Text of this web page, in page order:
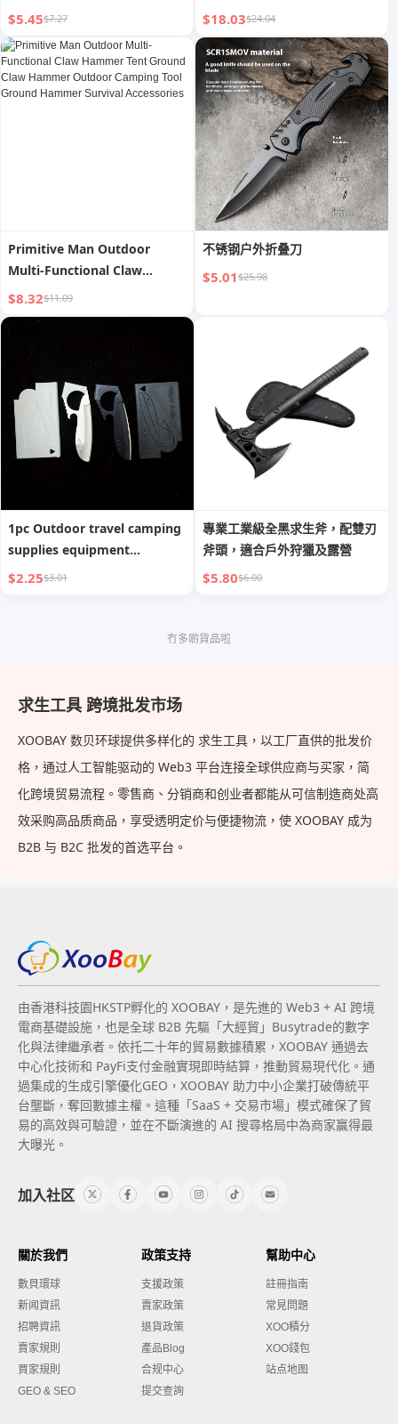
Small Size Military Shovel
Portable Small Hand Shovel
Shovel Outdoor Survival
Equipment
$5.45$7.27
Foldable Military Shovel
Outdoor Portable Thickened
Shovel Shovel Survival
Equipment
$18.03$24.04
Primitive Man Outdoor
Multi-Functional Claw
Hammer Tent Ground Claw
Hammer Outdoor Camping
Tool Ground Hammer
Survival Accessories
$8.32$11.09
不锈钢户外折叠刀
$5.01$25.98
1pc Outdoor travel camping
supplies equipment
multifunctional wilderness
$2.25$3.01
專業工業級全黑求生斧，配雙刃
斧頭，適合戶外狩獵及露營
$5.80$6.00
冇多啲貨品啦
求生工具 跨境批发市场
XOOBAY 数贝环球提供多样化的 求生工具，以工厂直供的批发价
格，通过人工智能驱动的 Web3 平台连接全球供应商与买家，简
化跨境贸易流程。零售商、分销商和创业者都能从可信制造商处高
效采购高品质商品，享受透明定价与便捷物流，使 XOOBAY 成为
B2B 与 B2C 批发的首选平台。
由香港科技園HKSTP孵化的 XOOBAY，是先進的 Web3 + AI 跨境
電商基礎設施，也是全球 B2B 先驅「大經貿」Busytrade的數字
化與法律繼承者。依托二十年的貿易數據積累，XOOBAY 通過去
中心化技術和 PayFi支付金融實現即時結算，推動貿易現代化。通
過集成的生成引擎優化GEO，XOOBAY 助力中小企業打破傳統平
台壟斷，奪回數據主權。這種「SaaS + 交易市場」模式確保了貿
易的高效與可驗證，並在不斷演進的 AI 搜尋格局中為商家贏得最
大曝光。
加入社区
關於我們
數貝環球
新闻資訊
招聘資訊
賣家規則
買家規則
GEO & SEO
政策支持
支援政策
賣家政策
退貨政策
產品Blog
合规中心
提交查詢
幫助中心
註冊指南
常見問題
XOO積分
XOO錢包
站点地图